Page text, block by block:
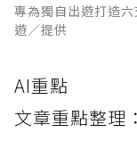
專為獨自出遊打造
遊／提供
AI重點
文章重點整理：